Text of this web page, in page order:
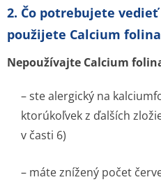
2. Čo potrebujete
použijete Calcium
Nepoužívajte Calcium
– ste alergický na
ktorúkoľvek z ďalších
v časti 6)
– máte znížený počet